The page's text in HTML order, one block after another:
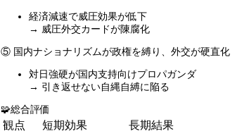
経済減速で威圧効果が低下
→ 威圧外交カードが陳腐化
⑤ 国内ナショナリズムが政権を縛り、外交が硬直化
対日強硬が国内支持向けプロパガンダ
→ 引き返せない自縄自縛に陥る
🧩総合評価
観点 短期効果
長期結果